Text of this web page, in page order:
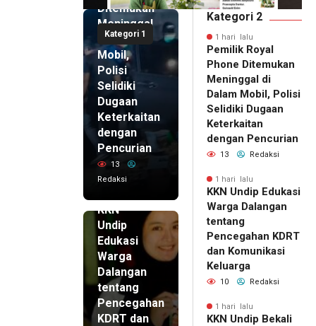
Kategori 1
Ditemukan
Meninggal
di Dalam
Mobil,
Polisi
Selidiki
Dugaan
Keterkaitan
dengan
Pencurian
13
Redaksi
KKN
Undip
Edukasi
Warga
Dalangan
tentang
Pencegahan
KDRT dan
Kategori 2
1 hari lalu
Pemilik Royal
Phone Ditemukan
Meninggal di
Dalam Mobil, Polisi
Selidiki Dugaan
Keterkaitan
dengan Pencurian
13 Redaksi
1 hari lalu
KKN Undip Edukasi
Warga Dalangan
tentang
Pencegahan KDRT
dan Komunikasi
Keluarga
10 Redaksi
1 hari lalu
KKN Undip Bekali